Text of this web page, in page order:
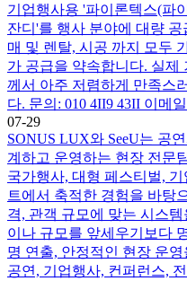
기업행사용 '파이론텍스(파
잔디'를 행사 분야에 대량
매 및 렌탈, 시공 까지 모두
가 공급을 약속합니다. 실제
께서 아주 저렴하게 만족스
다. 문의: 010 4II9 43II 이메
07-29
SONUS LUX와 SeeU는 공
계하고 운영하는 현장 전문
국가행사, 대형 페스티벌,
트에서 축적한 경험을 바탕
격, 관객 규모에 맞는 시스
이나 규모를 앞세우기보다
명 연출, 안정적인 현장 운
공연, 기업행사, 컨퍼런스,